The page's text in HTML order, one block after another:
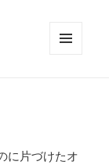
に片づけたオ